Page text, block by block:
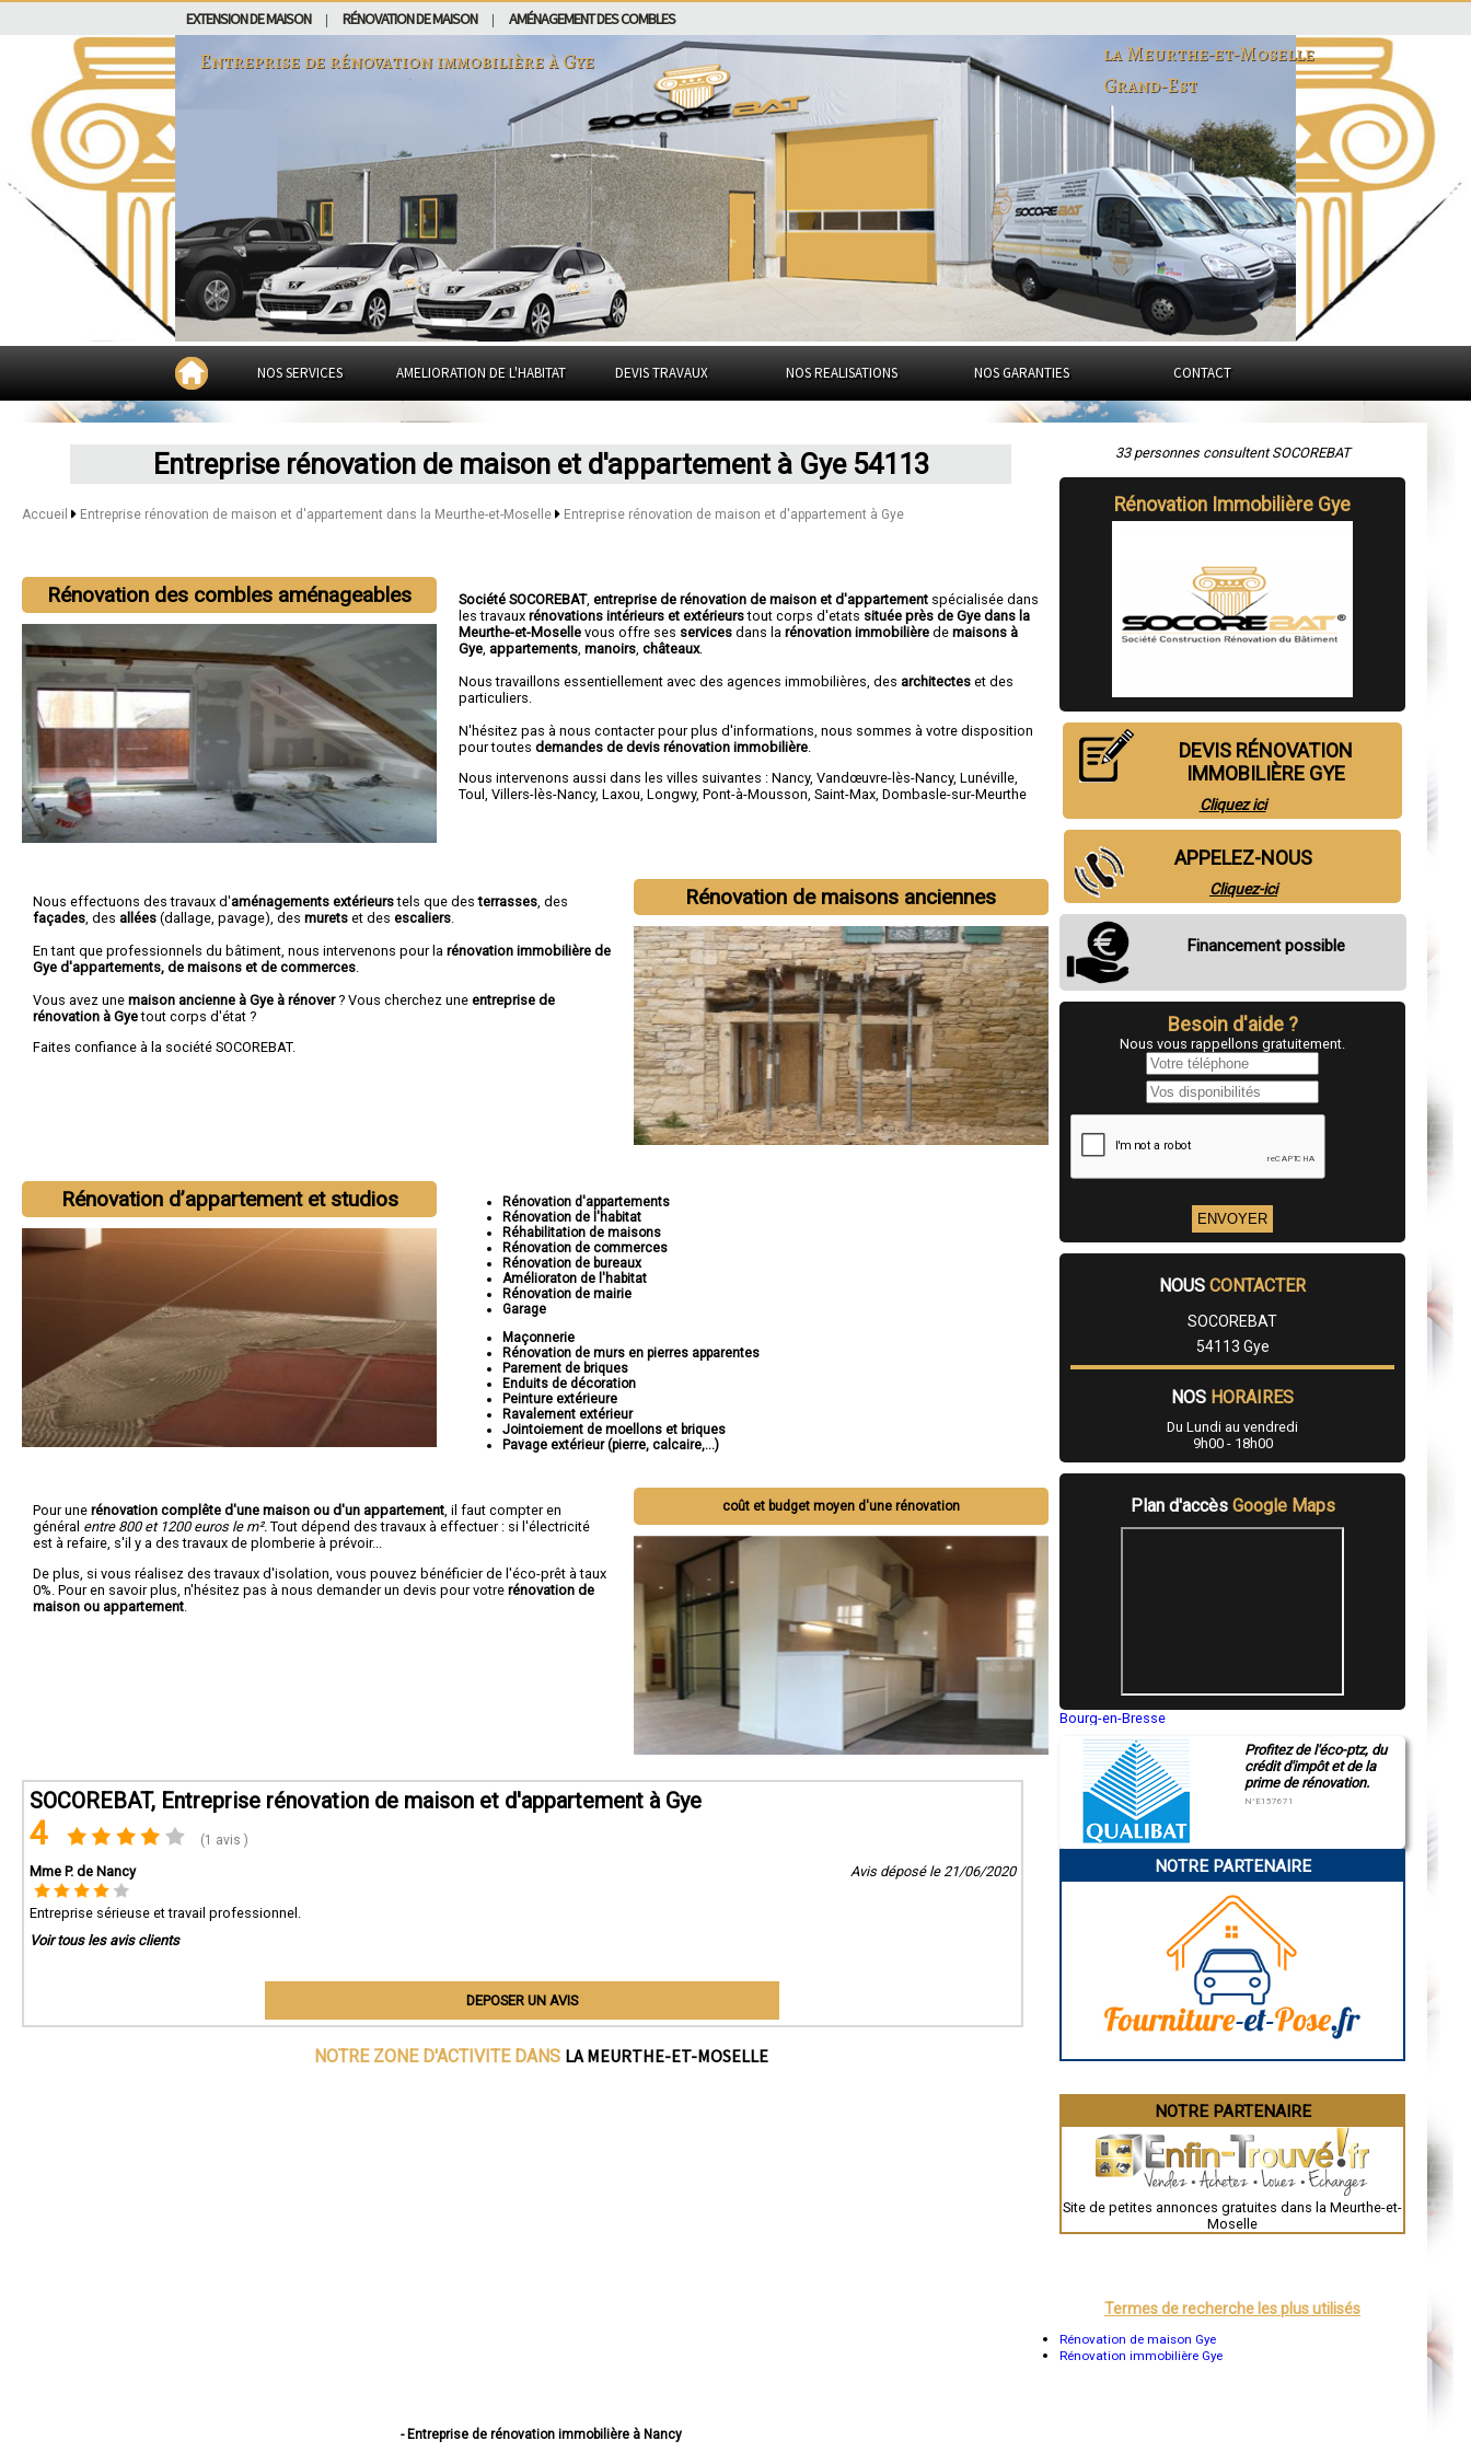
EXTENSION DE MAISON RÉNOVATION DE MAISON AMÉNAGEMENT DES COMBLES
Entreprise de rénovation immobilière àGye
la Meurthe-et-Moselle
Grand-Est
NOS SERVICES AMELIORATION DE L'HABITAT DEVIS TRAVAUX NOS REALISATIONS NOS GARANTIES CONTACT
Entreprise rénovation de maison et d'appartement à Gye 54113
Accueil Entreprise rénovation de maison et d'appartement dans la Meurthe-et-Moselle Entreprise rénovation de maison et d'appartement à Gye
Rénovation des combles aménageables Société SOCOREBAT,entreprise de rénovation de maison et d'appartement spécialisée dans
les travauxrénovations intérieurs et extérieurstout corps d'etats située près de Gye dans la
Meurthe-et-Mosellevous offre ses services dans larénovation immobilière demaisons à
Gye appartements ,manoirs ,châteaux.
Nous travaillons essentiellement avec des agences immobilières, des architectes et des
particuliers.
N'hésitez pas à nous contacter pour plus d'informations, nous sommes à votre disposition
pour toutesdemandes de devis rénovation immobilière
Nous intervenons aussi dans les villes suivantes :Nancy,Vandœuvre-lès-Nancy,Lunéville
Toul ,Villers-lès-Nancy,Laxou ,Longwy,Pont-à-Mousson ,Saint-Max ,Dombasle-sur-Meurthe
Rénovation de maisons anciennes
Nous effectuons des travaux d'aménagements extérieurstels que desterrasses , des
façades , des allées (dallage, pavage), des murets et des escaliers
En tant que professionnels du bâtiment, nous intervenons pour la rénovation immobilière de
Gye d'appartements, de maisons et de commerces
Vous avez une maison ancienne à Gye à rénover? Vous cherchez une entreprise de
rénovation à Gyetout corps d'état ?
Faites confiance à la société SOCOREBAT.
Rénovation d’appartement et studios
Rénovation d'appartements
Rénovation de l'habitat
Réhabilitation de maisons
Rénovation de commerces
Rénovation de bureaux
Amélioraton de l'habitat
Rénovation de mairie
Garage
Maçonnerie
Rénovation de murs en pierres apparentes
Parement de briques
Enduits de décoration
Peinture extérieure
Ravalement extérieur
Jointoiement de moellons et briques
Pavage extérieur (pierre, calcaire,...)
coût et budget moyen d'une rénovation
Pour une rénovation complête d'une maison ou d'un appartement , il faut compter en
général entre 800 et 1200 euros le m². Tout dépend des travaux à effectuer : si l'électricité
est à refaire, s'il y a des travaux de plomberie à prévoir...
De plus, si vous réalisez des travaux d'isolation, vous pouvez bénéficier de l'éco-prêt à taux
0%. Pour en savoir plus, n'hésitez pas à nous demander un devis pour votre rénovation de
maison ou appartement
SOCOREBAT, Entreprise rénovation de maison et d'appartement à Gye
4 (1 avis )
Mme P. de Nancy Avis déposé le 21/06/2020
Entreprise sérieuse et travail professionnel.
Voir tous les avis clients
DEPOSER UN AVIS
NOTRE ZONE D'ACTIVITE DANS LA MEURTHE-ET-MOSELLE
- Entreprise de rénovation immobilière à Nancy
33 personnes consultent SOCOREBAT
Rénovation Immobilière Gye
DEVIS RÉNOVATION
IMMOBILIÈRE GYE
Cliquez ici
APPELEZ-NOUS
Cliquez-ici
Financement possible
Besoin d'aide ?
Nous vous rappellons gratuitement.
NOUS CONTACTER
SOCOREBAT
54113 Gye
NOS HORAIRES
Du Lundi au vendredi
9h00 - 18h00
Plan d'accès Google Maps
Bourg-en-Bresse
Montluçon
Manosque
Gap
Charleville-Mézières
Pamiers
Narbonne
Brive-la-Gaillarde
Guéret
Besançon
Évreux
Chartres
Nîmes
Auch
Grenoble
Mont-de-Marsan
Blois
Profitez de l'éco-ptz, du
crédit d'impôt et de la
prime de rénovation.
N°E157671
NOTRE PARTENAIRE
NOTRE PARTENAIRE
Site de petites annonces gratuites dans la Meurthe-et-
Moselle
Termes de recherche les plus utilisés
Rénovation de maison Gye
Rénovation immobilière Gye